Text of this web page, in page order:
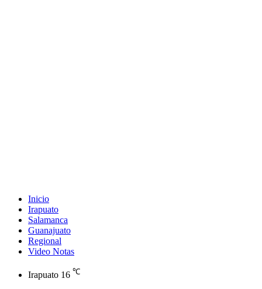
Inicio
Irapuato
Salamanca
Guanajuato
Regional
Video Notas
Irapuato 16 ℃